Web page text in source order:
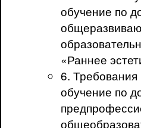
обучение по
«Раннее
6.
обучение по